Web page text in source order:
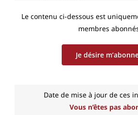
Le contenu ci-dessous est
membres
Je désire
Date de mise à jour de ces
Vous n’êtes pas